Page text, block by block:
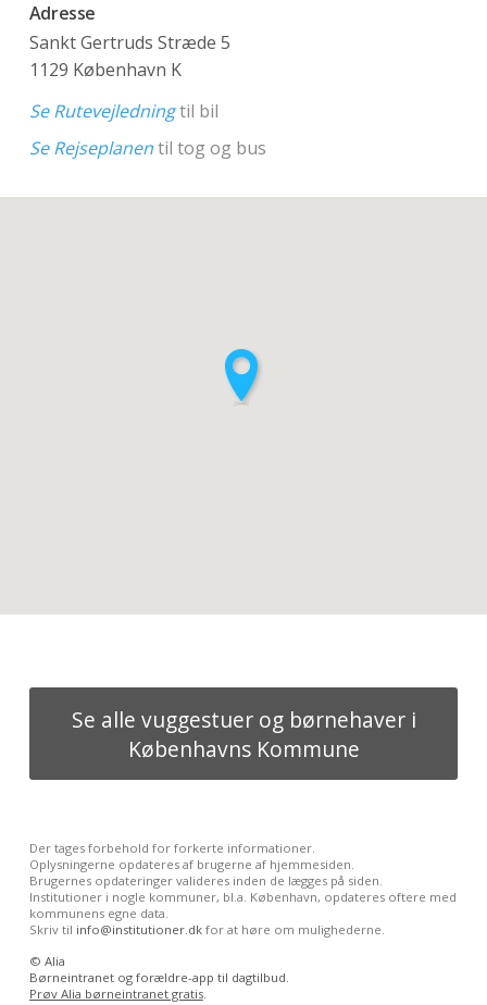
Adresse
Sankt Gertruds Stræde 5
1129 København K
Se Rutevejledningtil bil
Se Rejseplanentil tog og bus
Se alle vuggestuer og børnehaver i
Københavns Kommune
Der tages forbehold for forkerte informationer.
Oplysningerne opdateres af brugerne af hjemmesiden.
Brugernes opdateringer valideres inden de lægges på siden.
Institutioner i nogle kommuner, bl.a. København, opdateres oftere med
kommunens egne data.
Skriv til info@institutioner.dkfor at høre om mulighederne.
© Alia
Børneintranet og forældre-app til dagtilbud.
Prøv Alia børneintranet gratis.